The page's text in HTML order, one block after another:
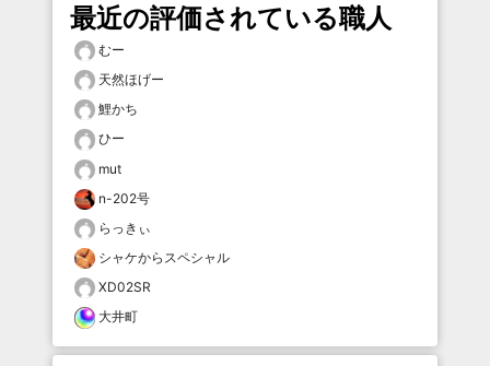
最近の評価されている職人
むー
天然ほげー
鯉かち
ひー
mut
n-202号
らっきぃ
シャケからスペシャル
XD02SR
大井町